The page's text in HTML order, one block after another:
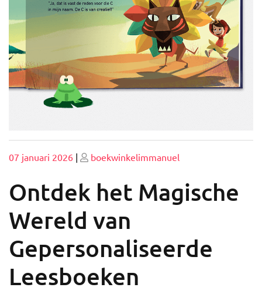
Geplaatst
07 januari 2026 | Geplaatst
boekwinkelimmanuel
Ontdek het Magische
Wereld van
Gepersonaliseerde
Leesboeken